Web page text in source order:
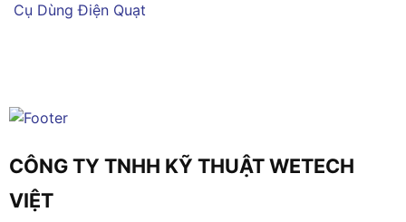
Cụ Dùng Điện Quạt
CÔNG TY TNHH KỸ THUẬT WETECH
VIỆT